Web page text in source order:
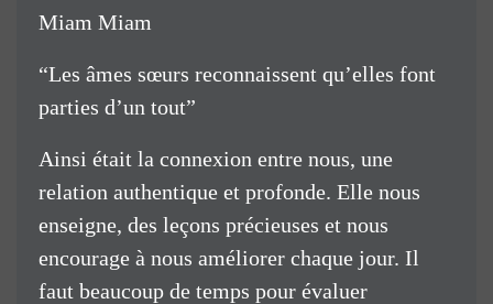
Miam Miam
“Les âmes sœurs reconnaissent qu’elles font
parties d’un tout”
Ainsi était la connexion entre nous, une
relation authentique et profonde. Elle nous
enseigne, des leçons précieuses et nous
encourage à nous améliorer chaque jour. Il
faut beaucoup de temps pour évaluer